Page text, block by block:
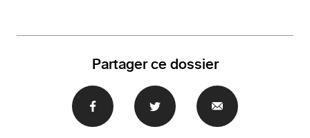
Partager ce dossier